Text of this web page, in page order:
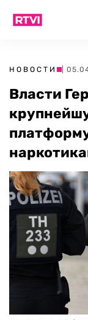
НОВОСТИ |
Власти